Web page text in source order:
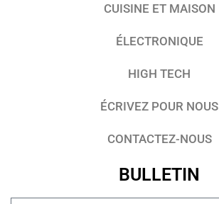
CUISINE ET MAISON
ÉLECTRONIQUE
HIGH TECH
ÉCRIVEZ POUR NOUS
CONTACTEZ-NOUS
BULLETIN